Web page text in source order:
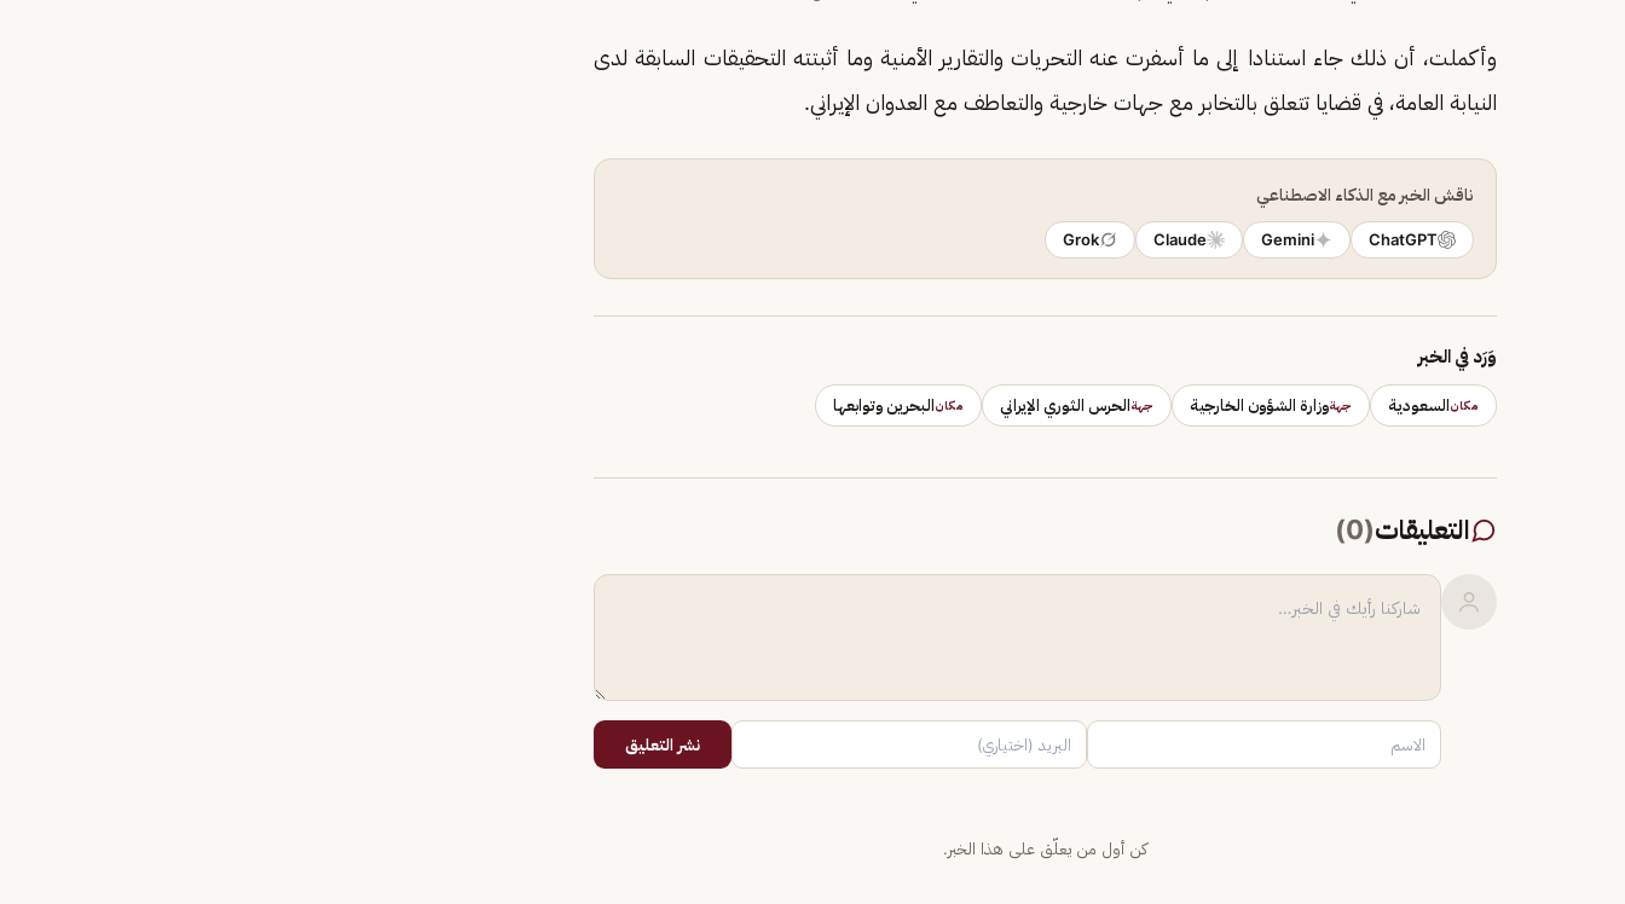
وأكملت، أن ذلك جاء استنادا إلى ما أسفرت عنه التحريات والتقارير الأمنية وما أثبتته التحقيقات السابقة لدى
النيابة العامة، في قضايا تتعلق بالتخابر مع جهات خارجية والتعاطف مع العدوان الإيراني.
ناقش الخبر مع الذكاء الاصطناعي
ChatGPT
Gemini
Claude
Grok
وَرَد في الخبر
مكانالسعودية جهةوزارة الشؤون الخارجية جهةالحرس الثوري الإيراني مكانالبحرين وتوابعها
التعليقات(
0
)
نشر التعليق
كن أول من يعلّق على هذا الخبر.